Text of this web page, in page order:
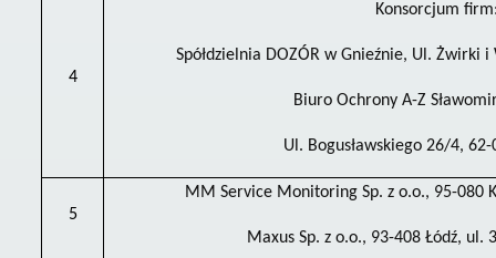
4
Konsorcjum
Spółdzielnia DOZÓR w Gnieźnie, Ul. Żwirki
Biuro Ochrony A-Z
Ul. Bogusławskiego 26/4, 62-
5
MM Service Monitoring Sp. z o.o., 95-080
Maxus Sp. z o.o., 93-408 Łódź, ul.